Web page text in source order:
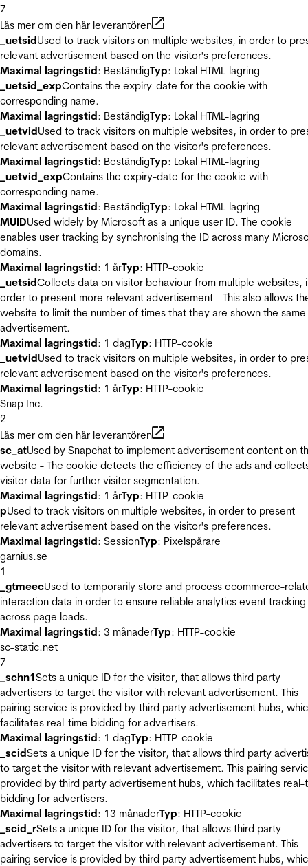
7
Läs mer om den här leverantören
_uetsidUsed to track visitors on multiple websites, in order to
relevant advertisement based on the visitor's preferences.
Maximal lagringstid: BeständigTyp: Lokal HTML-lagring
_uetsid_expContains the expiry-date for the cookie with
corresponding name.
Maximal lagringstid: BeständigTyp: Lokal HTML-lagring
_uetvidUsed to track visitors on multiple websites, in order to
relevant advertisement based on the visitor's preferences.
Maximal lagringstid: BeständigTyp: Lokal HTML-lagring
_uetvid_expContains the expiry-date for the cookie with
corresponding name.
Maximal lagringstid: BeständigTyp: Lokal HTML-lagring
MUIDUsed widely by Microsoft as a unique user ID. The cookie
enables user tracking by synchronising the ID across many
domains.
Maximal lagringstid: 1 årTyp: HTTP-cookie
_uetsidCollects data on visitor behaviour from multiple websites,
order to present more relevant advertisement - This also allows
website to limit the number of times that they are shown the same
advertisement.
Maximal lagringstid: 1 dagTyp: HTTP-cookie
_uetvidUsed to track visitors on multiple websites, in order to
relevant advertisement based on the visitor's preferences.
Maximal lagringstid: 1 årTyp: HTTP-cookie
Snap Inc.
2
Läs mer om den här leverantören
sc_atUsed by Snapchat to implement advertisement content on
website - The cookie detects the efficiency of the ads and
visitor data for further visitor segmentation.
Maximal lagringstid: 1 årTyp: HTTP-cookie
pUsed to track visitors on multiple websites, in order to present
relevant advertisement based on the visitor's preferences.
Maximal lagringstid: SessionTyp: Pixelspårare
garnius.se
1
_gtmeecUsed to temporarily store and process ecommerce-
interaction data in order to ensure reliable analytics event tracking
across page loads.
Maximal lagringstid: 3 månaderTyp: HTTP-cookie
sc-static.net
7
_schn1Sets a unique ID for the visitor, that allows third party
advertisers to target the visitor with relevant advertisement. This
pairing service is provided by third party advertisement hubs,
facilitates real-time bidding for advertisers.
Maximal lagringstid: 1 dagTyp: HTTP-cookie
_scidSets a unique ID for the visitor, that allows third party
to target the visitor with relevant advertisement. This pairing
provided by third party advertisement hubs, which facilitates real-
bidding for advertisers.
Maximal lagringstid: 13 månaderTyp: HTTP-cookie
_scid_rSets a unique ID for the visitor, that allows third party
advertisers to target the visitor with relevant advertisement. This
pairing service is provided by third party advertisement hubs,